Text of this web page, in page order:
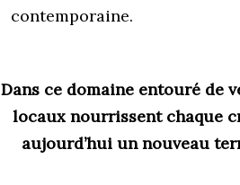
contemporaine.
Dans ce domaine entouré de
locaux nourrissent chaque
aujourd’hui un nouveau